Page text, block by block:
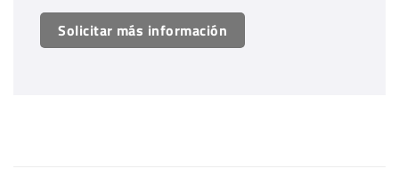
Solicitar más información